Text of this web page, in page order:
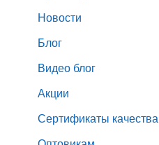
Новости
Блог
Видео блог
Акции
Сертификаты качества